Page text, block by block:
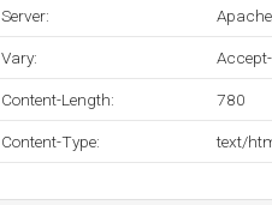
Server:
Vary:
Content-Length: 780
Content-Type: text/